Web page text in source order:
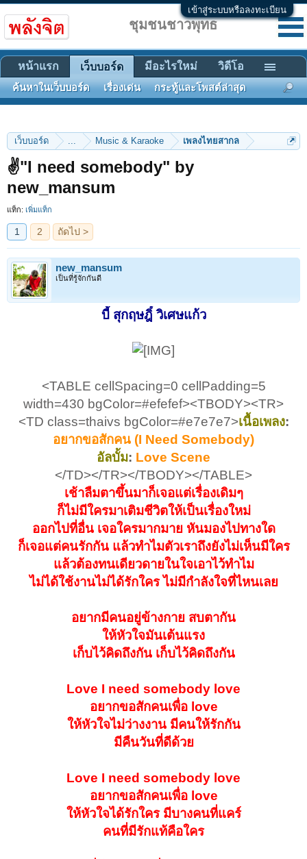
เข้าสู่ระบบหรือลงทะเบียน
เว็บบอร์ด ... Music & Karaoke เพลงไทยสากล
✌"I need somebody" by
new_mansum
แท็ก: เพิ่มแท็ก
1 2 ถัดไป >
new_mansum
เป็นที่รู้จักกันดี
บี้ สุกฤษฎิ์ วิเศษแก้ว
<TABLE cellSpacing=0 cellPadding=5
width=430 bgColor=#efefef><TBODY><TR>
<TD class=thaivs bgColor=#e7e7e7>เนื้อเพลง:
อยากขอสักคน (I Need Somebody)
อัลบั้ม: Love Scene
</TD></TR></TBODY></TABLE>
เช้าลืมตาขึ้นมาก็เจอแต่เรื่องเดิมๆ
ก็ไม่มีใครมาเติมชีวิตให้เป็นเรื่องใหม่
ออกไปที่อื่น เจอใครมากมาย หันมองไปทางใด
ก็เจอแต่คนรักกัน แล้วทำไมตัวเราถึงยังไม่เห็นมีใคร
แล้วต้องทนเดียวดายในใจเอาไว้ทำไม
ไม่ได้ใช้งานไม่ได้รักใคร ไม่มีกำลังใจที่ไหนเลย
อยากมีคนอยู่ข้างกาย สบตากัน
ให้หัวใจมันเต้นแรง
เก็บไว้คิดถึงกัน เก็บไว้คิดถึงกัน
Love I need somebody love
อยากขอสักคนเพื่อ love
ให้หัวใจไม่ว่างงาน มีคนให้รักกัน
มีคืนวันที่ดีด้วย
Love I need somebody love
อยากขอสักคนเพื่อ love
ให้หัวใจได้รักใคร มีบางคนที่แคร์
คนที่มีรักแท้คือใคร
ชุมชนชาวพุทธ
หน้าแรก เว็บบอร์ด
ค้นหาในเว็บบอร์ด เรื่องเด่น กระทู้และโพสต์ล่าสุด
มีอะไรใหม่ วิดีโอ